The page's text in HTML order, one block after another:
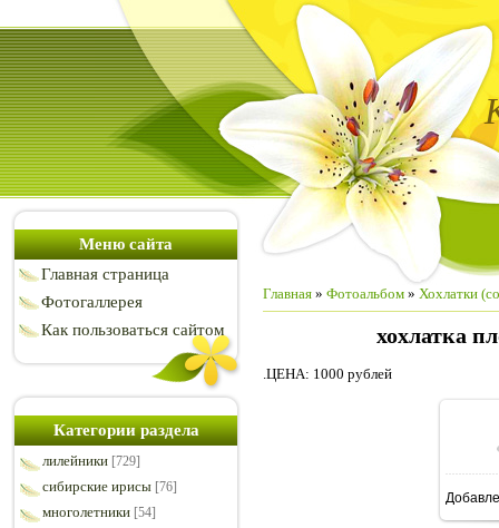
Меню сайта
Главная страница
Фотогаллерея
Как пользоваться сайтом
Категории раздела
лилейники [729]
сибирские ирисы [76]
многолетники [54]
Главная » Фотоальбом » Хохлатки
хохлатка
.ЦЕНА: 1000 рублей